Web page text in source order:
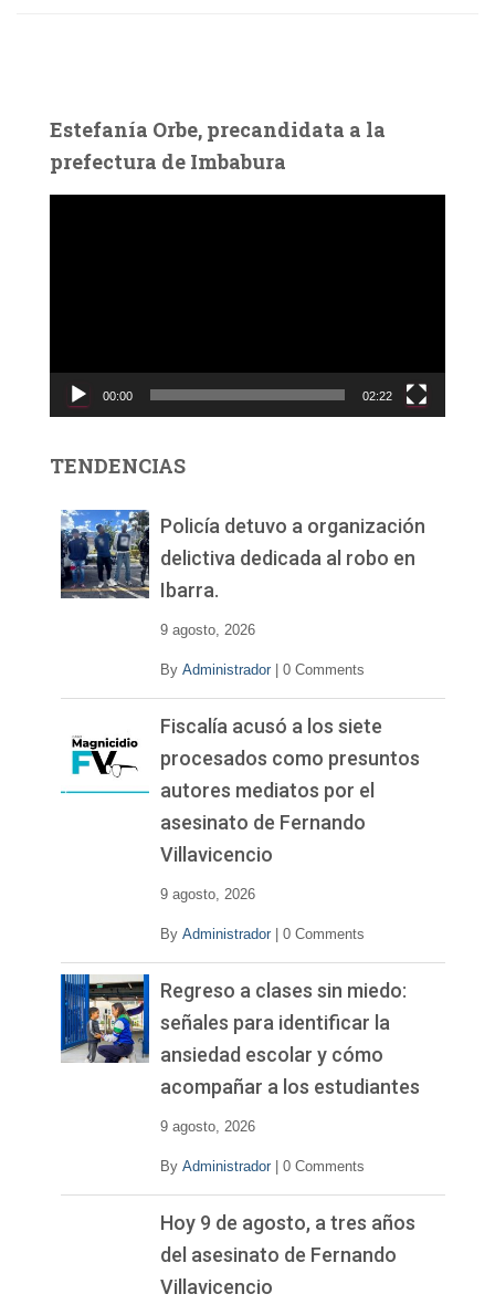
Estefanía Orbe, precandidata a la
prefectura de Imbabura
c
d
00:00 02:22
TENDENCIAS
Policía detuvo a organización
delictiva dedicada al robo en
Ibarra.
9 agosto, 2026
By Administrador 0 Comments
Fiscalía acusó a los siete
procesados como presuntos
autores mediatos por el
asesinato de Fernando
Villavicencio
9 agosto, 2026
By Administrador 0 Comments
Regreso a clases sin miedo:
señales para identificar la
ansiedad escolar y cómo
acompañar a los estudiantes
9 agosto, 2026
By Administrador 0 Comments
Hoy 9 de agosto, a tres años
del asesinato de Fernando
Villavicencio